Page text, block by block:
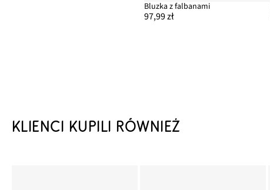
Bluzka z falbanami
97,99 zł
KLIENCI KUPILI RÓWNIEŻ